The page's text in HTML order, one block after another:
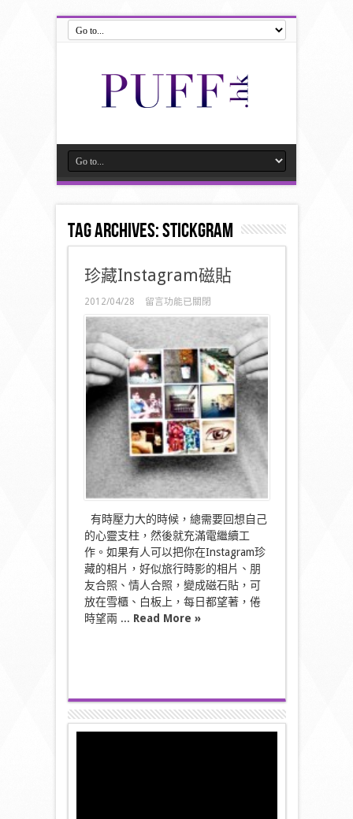
Tag Archives:stickgram
珍藏Instagram磁貼
2012/04/28
在
〈珍
磁
貼〉
中
留言功能已關閉
有時壓力大的時候，總需要回想自己
的心靈支柱，然後就充滿電繼續工
作。如果有人可以把你在Instagram珍
藏的相片，好似旅行時影的相片、朋
友合照、情人合照，變成磁石貼，可
放在雪櫃、白板上，每日都望著，倦
時望兩 ... Read More »